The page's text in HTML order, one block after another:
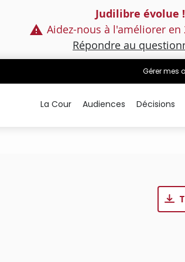
Judilibre évolue !
Aidez-nous à l'améliorer en
Répondre au
Gérer mes
La Cour Audiences Décisions